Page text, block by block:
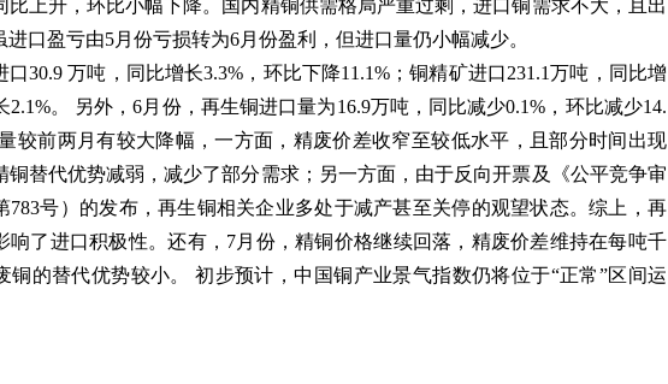
比上升，环比小幅下降。国内精铜供需格局严重过剩，进口铜需求不大，且出
口盈亏由5月份亏损转为6月份盈利，但进口量仍小幅减少。
口30.9 万吨，同比增长3.3%，环比下降11.1%；铜精矿进口231.1万吨，同比增
2.1%。 另外，6月份，再生铜进口量为16.9万吨，同比减少0.1%，环比减少14.
较前两月有较大降幅，一方面，精废价差收窄至较低水平，且部分时间出现
铜替代优势减弱，减少了部分需求；另一方面，由于反向开票及《公平竞争审
783号）的发布，再生铜相关企业多处于减产甚至关停的观望状态。综上，再
响了进口积极性。还有，7月份，精铜价格继续回落，精废价差维持在每吨千
铜的替代优势较小。 初步预计，中国铜产业景气指数仍将位于“正常”区间运